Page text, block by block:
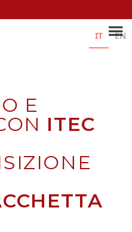
IT EN
E
ITEC